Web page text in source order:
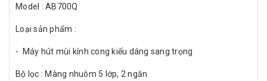
Model : AB700Q
Loại sản phẩm :
- Máy hút mùi kính cong kiếu dáng sang trọng
Bộ lọc : Màng nhuôm 5 lớp, 2 ngăn